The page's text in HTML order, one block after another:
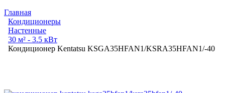
Главная
Кондиционеры
Настенные
30 м² - 3.5 кВт
Кондиционер Kentatsu KSGA35HFAN1/KSRA35HFAN1/-40